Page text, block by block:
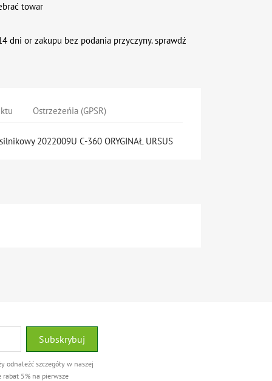
towar
dni or zakupu bez podania przyczyny. sprawdź
Ostrzeżeńia (GPSR)
2022009U C-360 ORYGINAŁ URSUS
odnaleźć szczegóły w naszej
5% na pierwsze